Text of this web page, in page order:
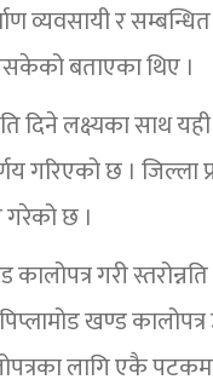
व्यवसायी र
बताएका थिए ।
दिने लक्ष्यका साथ
गरिएको छ । जिल्ला
छ ।
गरी
खण्ड
लागि एकै